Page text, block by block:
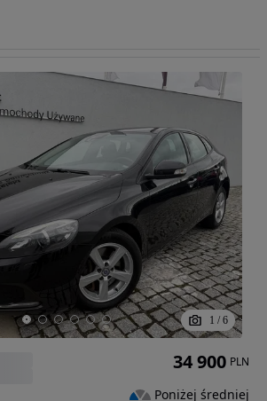
1 / 6
34 900 PLN
Poniżej średniej